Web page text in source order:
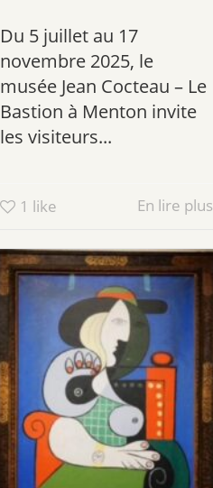
Du 5 juillet au 17
novembre 2025, le
musée Jean Cocteau – Le
Bastion à Menton invite
les visiteurs...
1 like En lire plus